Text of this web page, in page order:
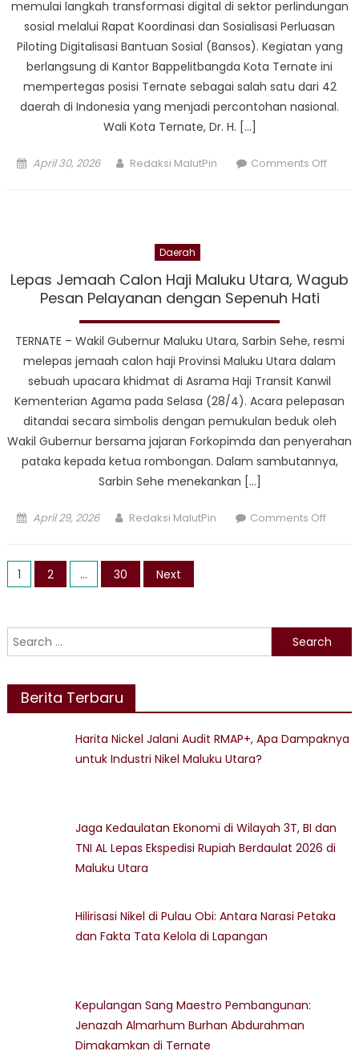
Protes,
Situasi
memulai langkah transformasi digital di sektor perlindungan
sosial melalui Rapat Koordinasi dan Sosialisasi Perluasan
Piloting Digitalisasi Bantuan Sosial (Bansos). Kegiatan yang
berlangsung di Kantor Bappelitbangda Kota Ternate ini
mempertegas posisi Ternate sebagai salah satu dari 42
daerah di Indonesia yang menjadi percontohan nasional.
Wali Kota Ternate, Dr. H. […]
Posted
April 30, 2026 Author
Redaksi MalutPin Comments Offon
Daerah
Lepas Jemaah Calon Haji Maluku Utara, Wagub
Pesan Pelayanan dengan Sepenuh Hati
TERNATE – Wakil Gubernur Maluku Utara, Sarbin Sehe, resmi
melepas jemaah calon haji Provinsi Maluku Utara dalam
sebuah upacara khidmat di Asrama Haji Transit Kanwil
Kementerian Agama pada Selasa (28/4). Acara pelepasan
ditandai secara simbolis dengan pemukulan beduk oleh
Wakil Gubernur bersama jajaran Forkopimda dan penyerahan
pataka kepada ketua rombongan. Dalam sambutannya,
Sarbin Sehe menekankan […]
Posted
April 29, 2026 Author
Redaksi MalutPin Comments Offon
Utara,
Hati
Posts
1 2 … 30 Next
Search
for:
Berita Terbaru
Harita Nickel Jalani Audit RMAP+, Apa Dampaknya
untuk Industri Nikel Maluku Utara?
Jaga Kedaulatan Ekonomi di Wilayah 3T, BI dan
TNI AL Lepas Ekspedisi Rupiah Berdaulat 2026 di
Maluku Utara
Hilirisasi Nikel di Pulau Obi: Antara Narasi Petaka
dan Fakta Tata Kelola di Lapangan
Kepulangan Sang Maestro Pembangunan:
Jenazah Almarhum Burhan Abdurahman
Dimakamkan di Ternate